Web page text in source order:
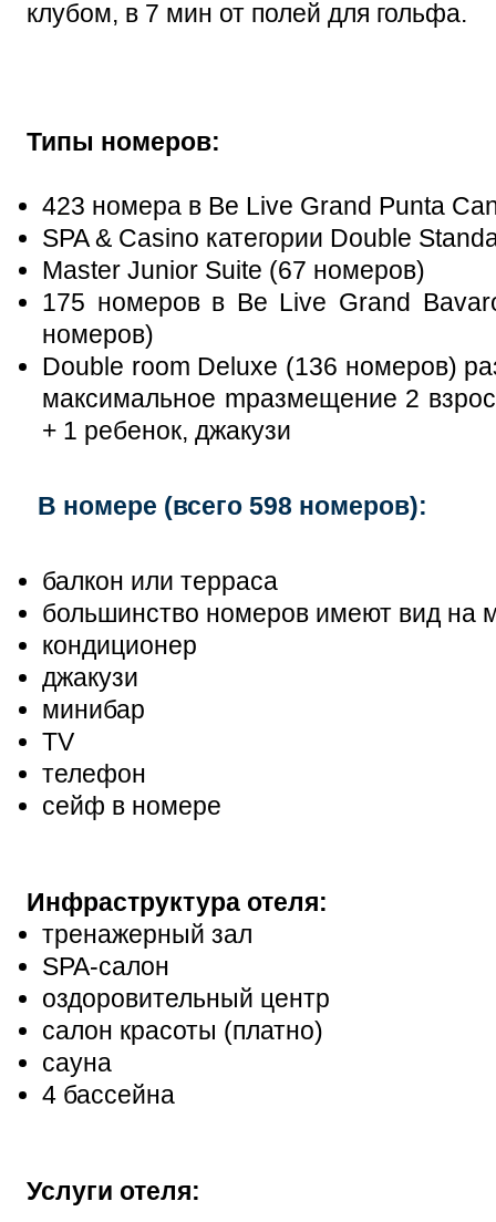
клубом, в 7 мин от полей для гольфа.
Типы номеров:
423 номера в Be Live Grand Punta
SPA & Casino категории Double
Master Junior Suite (67 номеров)
175 номеров в Be Live Grand
номеров)
Double room Deluxe (136 номеров)
максимальное mразмещение 2
+ 1 ребенок, джакузи
В номере (всего 598 номеров):
балкон или терраса
большинство номеров имеют вид на
кондиционер
джакузи
минибар
TV
телефон
сейф в номере
Инфраструктура отеля:
тренажерный зал
SPA-салон
оздоровительный центр
салон красоты (платно)
сауна
4 бассейна
Услуги отеля: